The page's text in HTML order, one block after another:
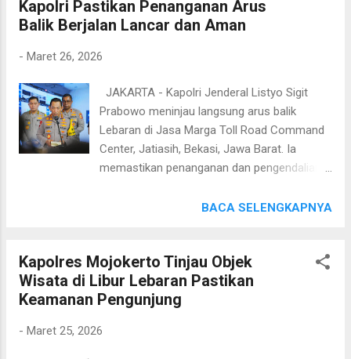
tahun 2025 yang tercatat sebanyak 1.637.992
kendaraan. Kabid Humas Polda Jatim selaku
2026, Kombes Pol Jules Abraham Abast
tingginya mobilitas masyarakat saat
momentum mudik Lebaran tahun ini. “Secara
umum terjadi peningkatan arus lalu lintas
baik di jalur arteri maupun tol. Total
kendaraan yang keluar masuk Jawa Timur
ujar Kombes Pol Abast dalam
kendaraan mencapai 1.483.303 unit atau ...
Kapolri Pastikan Penanganan Arus
Balik Berjalan Lancar dan Aman
- Maret 26, 2026
JAKARTA - Kapolri Jenderal Listyo Sigit
Prabowo meninjau langsung arus balik
Lebaran di Jasa Marga Toll Road Command
Center, Jatiasih, Bekasi, Jawa Barat. Ia
memastikan penanganan dan pengendalian
mengungkapkan, puncak arus balik
Berdasarkan data, tercatat ada 256.338
kendaraan yang masuk ke wilayah Jakarta
dan sekitarnya. "Ini lebih tinggi dibandingkan
kendaraan. Namun Alhamdulillah artinya kita
BACA SELENGKAPNYA
Kapolres Mojokerto Tinjau Objek
Wisata di Libur Lebaran Pastikan
Keamanan Pengunjung
- Maret 25, 2026